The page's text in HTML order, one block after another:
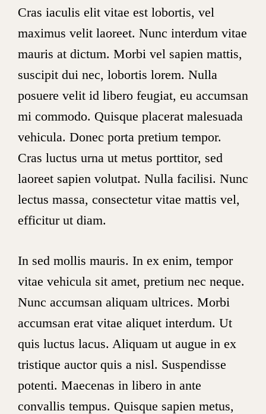
Cras iaculis elit vitae est lobortis, vel
maximus velit laoreet. Nunc interdum vitae
mauris at dictum. Morbi vel sapien mattis,
suscipit dui nec, lobortis lorem. Nulla
posuere velit id libero feugiat, eu accumsan
mi commodo. Quisque placerat malesuada
vehicula. Donec porta pretium tempor.
Cras luctus urna ut metus porttitor, sed
laoreet sapien volutpat. Nulla facilisi. Nunc
lectus massa, consectetur vitae mattis vel,
efficitur ut diam.
In sed mollis mauris. In ex enim, tempor
vitae vehicula sit amet, pretium nec neque.
Nunc accumsan aliquam ultrices. Morbi
accumsan erat vitae aliquet interdum. Ut
quis luctus lacus. Aliquam ut augue in ex
tristique auctor quis a nisl. Suspendisse
potenti. Maecenas in libero in ante
convallis tempus. Quisque sapien metus,